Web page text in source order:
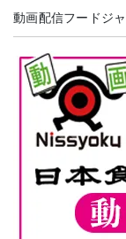
動画配信フードジ